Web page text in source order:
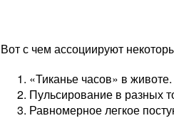
Вот с чем ассоциируют
«Тиканье часов» в животе.
Пульсирование в разных
Равномерное легкое